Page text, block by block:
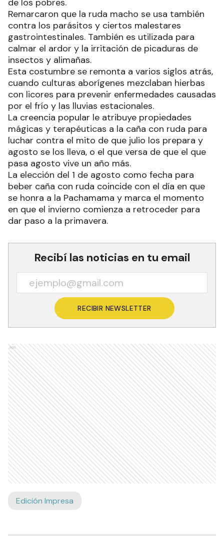
de los pobres.
Remarcaron que la ruda macho se usa también
contra los parásitos y ciertos malestares
gastrointestinales. También es utilizada para
calmar el ardor y la irritación de picaduras de
insectos y alimañas.
Esta costumbre se remonta a varios siglos atrás,
cuando culturas aborígenes mezclaban hierbas
con licores para prevenir enfermedades causadas
por el frío y las lluvias estacionales.
La creencia popular le atribuye propiedades
mágicas y terapéuticas a la caña con ruda para
luchar contra el mito de que julio los prepara y
agosto se los lleva, o el que versa de que el que
pasa agosto vive un año más.
La elección del 1 de agosto como fecha para
beber caña con ruda coincide con el día en que
se honra a la Pachamama y marca el momento
en que el invierno comienza a retroceder para
dar paso a la primavera.
Recibí las noticias en tu email
RECIBIR NEWSLETTER
Ads
Edición Impresa